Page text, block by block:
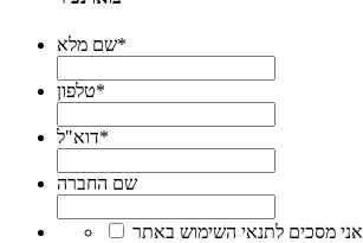
שם מלא*
טלפון*
דוא"ל*
שם החברה
אני מסכים לתנאי השימוש באתר